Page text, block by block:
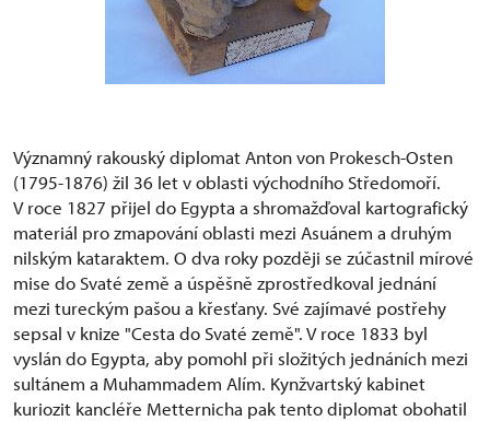
Významný rakouský diplomat Anton von Prokesch-Osten
(1795-1876) žil 36 let v oblasti východního Středomoří.
V roce 1827 přijel do Egypta a shromažďoval kartografický
materiál pro zmapování oblasti mezi Asuánem a druhým
nilským kataraktem. O dva roky později se zúčastnil mírové
mise do Svaté země a úspěšně zprostředkoval jednání
mezi tureckým pašou a křesťany. Své zajímavé postřehy
sepsal v knize "Cesta do Svaté země". V roce 1833 byl
vyslán do Egypta, aby pomohl při složitých jednáních mezi
sultánem a Muhammadem Alím. Kynžvartský kabinet
kuriozit kancléře Metternicha pak tento diplomat obohatil